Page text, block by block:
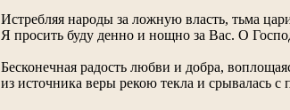
Истребляя народы за ложную власть, тьма
Я просить буду денно и нощно за Вас. О
Бесконечная радость любви и добра,
из источника веры рекою текла и срывалась